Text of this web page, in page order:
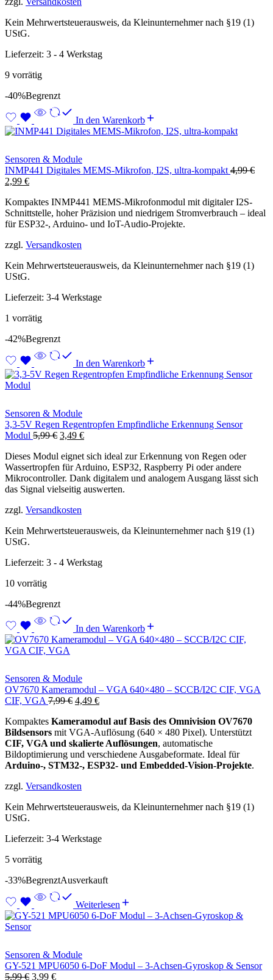
Kein Mehrwertsteuerausweis, da Kleinunternehmer nach §19 (1)
UStG.
Lieferzeit: 3 - 4 Werkstag
9 vorrätig
-40%Begrenzt
In den Warenkorb
Sensoren & Module
INMP441 Digitales MEMS-Mikrofon, I2S, ultra-kompakt 4,99€
Ursprünglicher
war:
4,99 €
2,99 €Aktueller
ist:
2,99 €.
Kompaktes INMP441 MEMS-Mikrofonmodul mit digitaler I2S-
Schnittstelle, hoher Präzision und niedrigem Stromverbrauch – ideal
für ESP32-, Arduino- und IoT-Audio-Projekte.
zzgl. Versandkosten
Kein Mehrwertsteuerausweis, da Kleinunternehmer nach §19 (1)
UStG.
Lieferzeit: 3-4 Werkstage
1 vorrätig
-42%Begrenzt
In den Warenkorb
Sensoren & Module
3,3-5V Regen Regentropfen Empfindliche Erkennung Sensor
Modul 5,99€ Ursprünglicher
war:
5,99 €
3,49 €Aktueller
ist:
3,49 €.
Dieses Modul eignet sich ideal zur Erkennung von Regen oder
Wassertropfen für Arduino, ESP32, Raspberry Pi oder andere
Mikrocontroller. Dank digitalem und analogem Ausgang lässt sich
das Signal vielseitig auswerten.
zzgl. Versandkosten
Kein Mehrwertsteuerausweis, da Kleinunternehmer nach §19 (1)
UStG.
Lieferzeit: 3 - 4 Werkstag
10 vorrätig
-44%Begrenzt
In den Warenkorb
Sensoren & Module
OV7670 Kameramodul – VGA 640×480 – SCCB/I2C CIF, VGA
CIF, VGA 7,99€ Ursprünglicher
war:
7,99 €
4,49 €Aktueller
ist:
4,49 €.
Kompaktes Kameramodul auf Basis des Omnivision OV7670
Bildsensors mit VGA-Auflösung (640 × 480 Pixel). Unterstützt
CIF, VGA und skalierte Auflösungen, automatische
Bildoptimierung und verschiedene Ausgabeformate. Ideal für
Arduino-, STM32-, ESP32- und Embedded-Vision-Projekte.
zzgl. Versandkosten
Kein Mehrwertsteuerausweis, da Kleinunternehmer nach §19 (1)
UStG.
Lieferzeit: 3-4 Werkstage
5 vorrätig
-33%BegrenztAusverkauft
Weiterlesen
Sensoren & Module
GY-521 MPU6050 6-DoF Modul – 3-Achsen-Gyroskop & Sensor
5,99€ Ursprünglicher
3,99 €Aktueller